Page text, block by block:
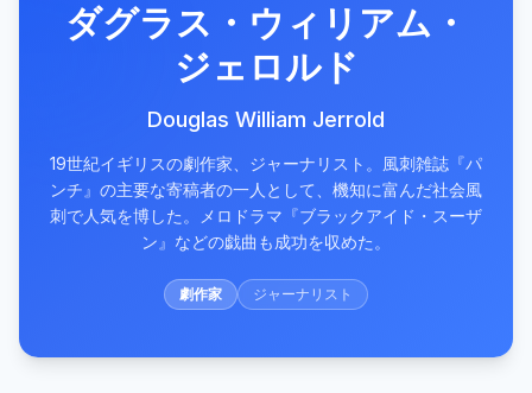
ダグラス・ウィリアム・
ジェロルド
Douglas William Jerrold
19世紀イギリスの劇作家、ジャーナリスト。風刺雑誌『パ
ンチ』の主要な寄稿者の一人として、機知に富んだ社会風
刺で人気を博した。メロドラマ『ブラックアイド・スーザ
ン』などの戯曲も成功を収めた。
劇作家 ジャーナリスト